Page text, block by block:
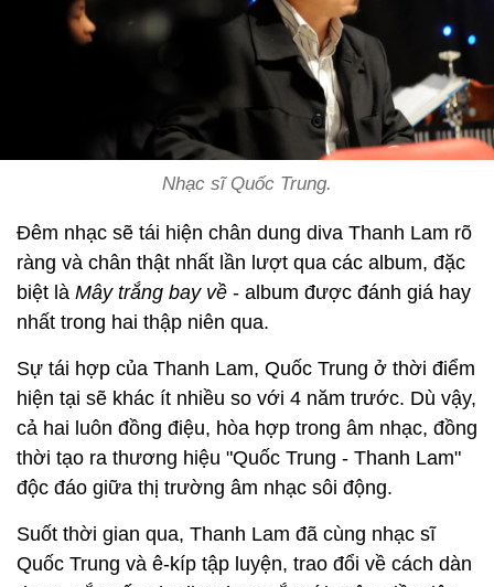
Nhạc sĩ Quốc Trung.
Đêm nhạc sẽ tái hiện chân dung diva Thanh Lam rõ
ràng và chân thật nhất lần lượt qua các album, đặc
biệt là Mây trắng bay về - album được đánh giá hay
nhất trong hai thập niên qua.
Sự tái hợp của Thanh Lam, Quốc Trung ở thời điểm
hiện tại sẽ khác ít nhiều so với 4 năm trước. Dù vậy,
cả hai luôn đồng điệu, hòa hợp trong âm nhạc, đồng
thời tạo ra thương hiệu "Quốc Trung - Thanh Lam"
độc đáo giữa thị trường âm nhạc sôi động.
Suốt thời gian qua, Thanh Lam đã cùng nhạc sĩ
Quốc Trung và ê-kíp tập luyện, trao đổi về cách dàn